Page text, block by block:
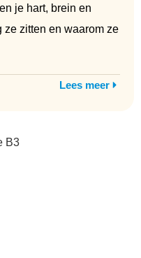
je hart, brein en
zitten en waarom ze
Lees meer